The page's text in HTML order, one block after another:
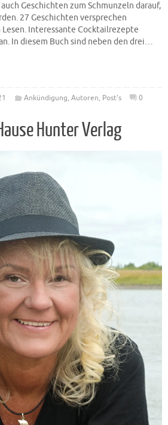
Geschichten zum Schmunzeln darauf,
27 Geschichten versprechen
Lesen. Interessante Cocktailrezepte
In diesem Buch sind neben den drei…
Ankündigung, Autoren, Post's 0
Hunter Verlag